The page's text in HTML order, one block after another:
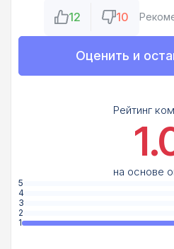
12 10
Оценить и
Рейтинг
на основе
5
4
3
2
1